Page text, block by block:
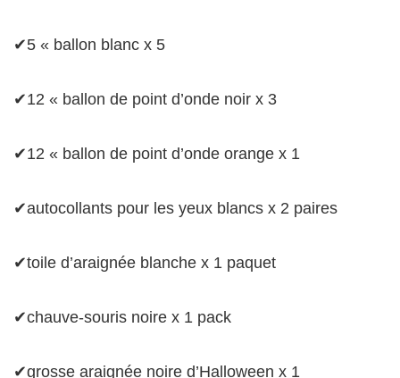
✔5 « ballon blanc x 5
✔12 « ballon de point d’onde noir x 3
✔12 « ballon de point d’onde orange x 1
✔autocollants pour les yeux blancs x 2 paires
✔toile d’araignée blanche x 1 paquet
✔chauve-souris noire x 1 pack
✔grosse araignée noire d’Halloween x 1